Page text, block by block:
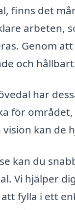
finns det
arbeten,
Genom
och
har
för
kan de
kan du
Vi hjälper
fylla i ett